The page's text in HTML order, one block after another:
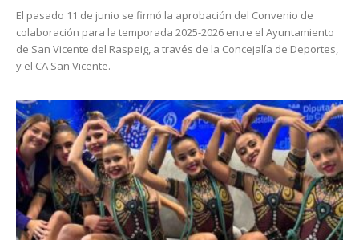
El pasado 11 de junio se firmó la aprobación del Convenio de
colaboración para la temporada 2025-2026 entre el Ayuntamiento
de San Vicente del Raspeig, a través de la Concejalía de Deportes,
y el CA San Vicente.